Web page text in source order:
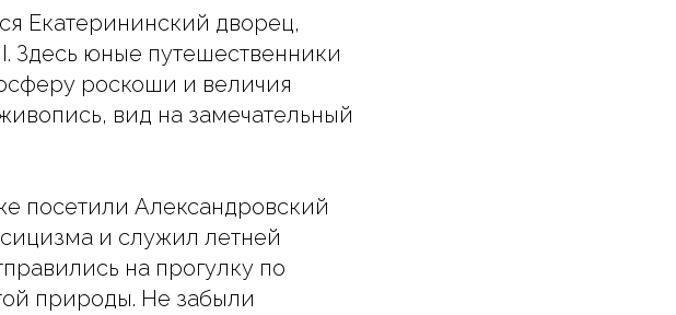
Екатерининский дворец,
Здесь юные путешественники
роскоши и величия
вид на замечательный
посетили Александровский
и служил летней
на прогулку по
природы. Не забыли